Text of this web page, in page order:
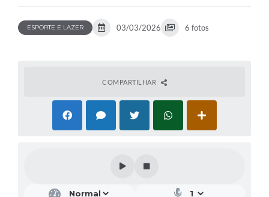
Arquivos de Transparência
Órgãos Municipais
A Prefeitura
ESPORTE E LAZER 03/03/2026 6 fotos
COMPARTILHAR